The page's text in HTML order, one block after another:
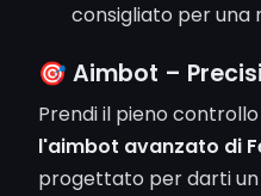
consigliato per una
🎯 Aimbot –
Prendi il pieno
l'aimbot avanzato di
progettato per darti